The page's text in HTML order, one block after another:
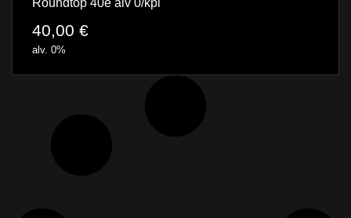
Roundtop 40e alv 0/kpl
40,00 €
alv. 0%